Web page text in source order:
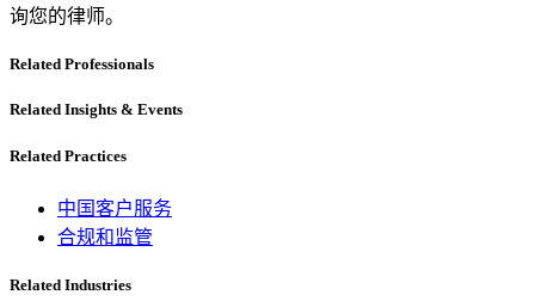
询您的律师。
Related Professionals
Related Insights & Events
Related Practices
中国客户服务
合规和监管
Related Industries